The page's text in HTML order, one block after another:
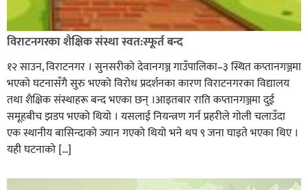
विराटनगरका शैक्षिक संस्था स्वत:स्फूर्त बन्द
१२ साउन, विराटनगर । सुनसरीको देवानगञ्ज गाउँपालिका–३ स्थित कप्तानगञ्जमा
भएको घटनासँगै सुरु भएको विरोध प्रदर्शनका कारण विराटनगरका विद्यालय
तथा शैक्षिक संस्थाहरू बन्द भएका छन् ।आइतबार राति कप्तानगञ्जमा दुई
समूहबीच झडप भएको थियो । यसलाई नियन्त्रण गर्न प्रहरीले गोली चलाउँदा
एक स्थानीय बासिन्दाको ज्यान गएको थियो भने थप ९ जना घाइते भएका थिए ।
यही घटनाको […]